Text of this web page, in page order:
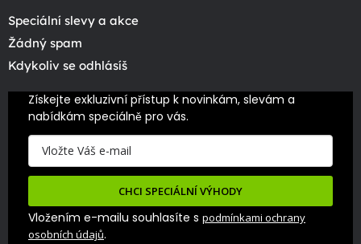
Speciální slevy a akce
Žádný spam
Kdykoliv se odhlásíš
Získejte exkluzivní přístup k novinkám, slevám a
nabídkám speciálně pro vás.
CHCI SPECIÁLNÍ VÝHODY
Vložením e-mailu souhlasíte s podmínkami ochrany
osobních údajů.